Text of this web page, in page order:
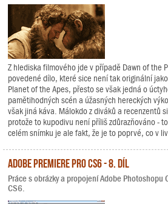
Z hlediska filmového jde v případě Dawn of the
povedené dílo, které sice není tak originální
Planet of the Apes, přesto se však jedná o
pamětihodných scén a úžasných hereckých
však jiná káva. Málokdo z diváků a recenzentů
protože to kupodivu není příliš zdůrazňováno -
celém snímku je ale fakt, že je to poprvé, co v
Adobe Premiere Pro CS6 - 8. díl
Práce s obrázky a propojení Adobe Photoshopu
CS6.